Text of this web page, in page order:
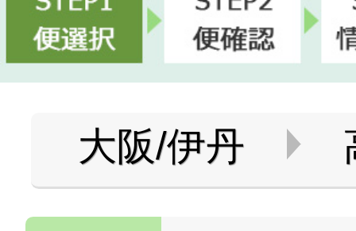
大阪/伊丹